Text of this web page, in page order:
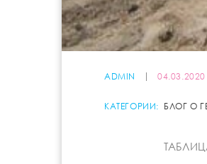
ADMIN 04.03.2020
КАТЕГОРИИ: БЛОГ О